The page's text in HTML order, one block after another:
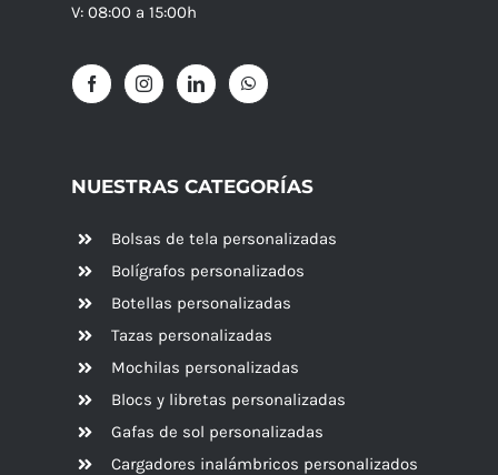
V: 08:00 a 15:00h
NUESTRAS CATEGORÍAS
Bolsas de tela personalizadas
Bolígrafos personalizados
Botellas personalizadas
Tazas personalizadas
Mochilas personalizadas
Blocs y libretas personalizadas
Gafas de sol personalizadas
Cargadores inalámbricos personalizados